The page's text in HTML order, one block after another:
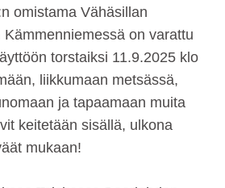
omistama Vähäsillan
Kämmenniemessä on varattu
torstaiksi 11.9.2025 klo
liikkumaan metsässä,
ja tapaamaan muita
keitetään sisällä, ulkona
mukaan!